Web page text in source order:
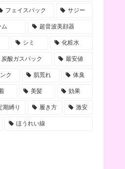
フェイスパック サジー
ム 超音波美顔器
シミ 化粧水
炭酸ガスパック 最安値
ク 肌荒れ 体臭
美髪 効果
期縛り 履き方 激安
ほうれい線